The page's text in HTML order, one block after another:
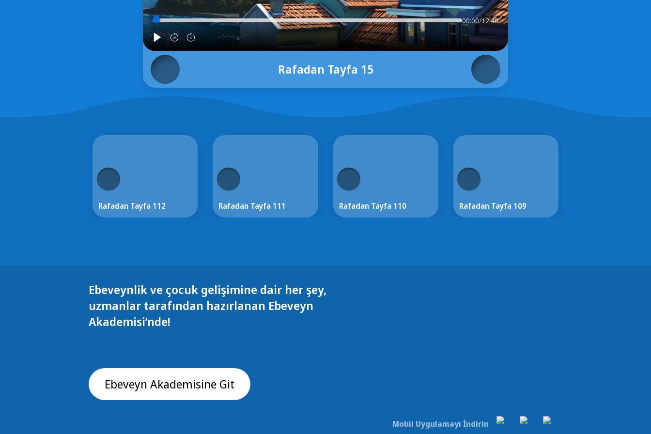
00:00/12:40
Rafadan Tayfa 15
Rafadan Tayfa 112 Rafadan Tayfa 111 Rafadan Tayfa 110 Rafadan Tayfa 109
Ebeveynlik ve çocuk gelişimine dair her şey,
uzmanlar tarafından hazırlanan Ebeveyn
Akademisi’nde!
Ebeveyn Akademisine Git
Mobil Uygulamayı İndirin